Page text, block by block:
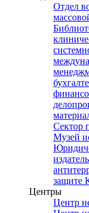
Отдел
Сектор
Музей
защите
Центры
Центр